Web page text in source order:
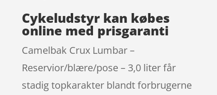
Cykeludstyr kan købes
online med prisgaranti
Camelbak Crux Lumbar –
Reservior/blære/pose – 3,0 liter får
stadig topkarakter blandt forbrugerne